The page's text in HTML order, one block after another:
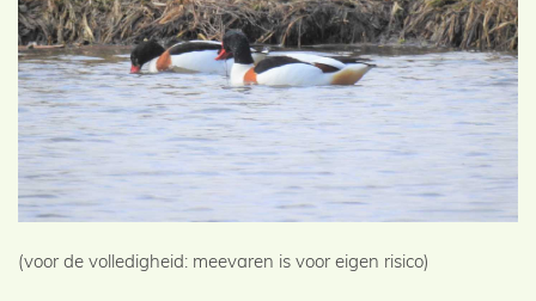
(voor de volledigheid: meevaren is voor eigen risico)